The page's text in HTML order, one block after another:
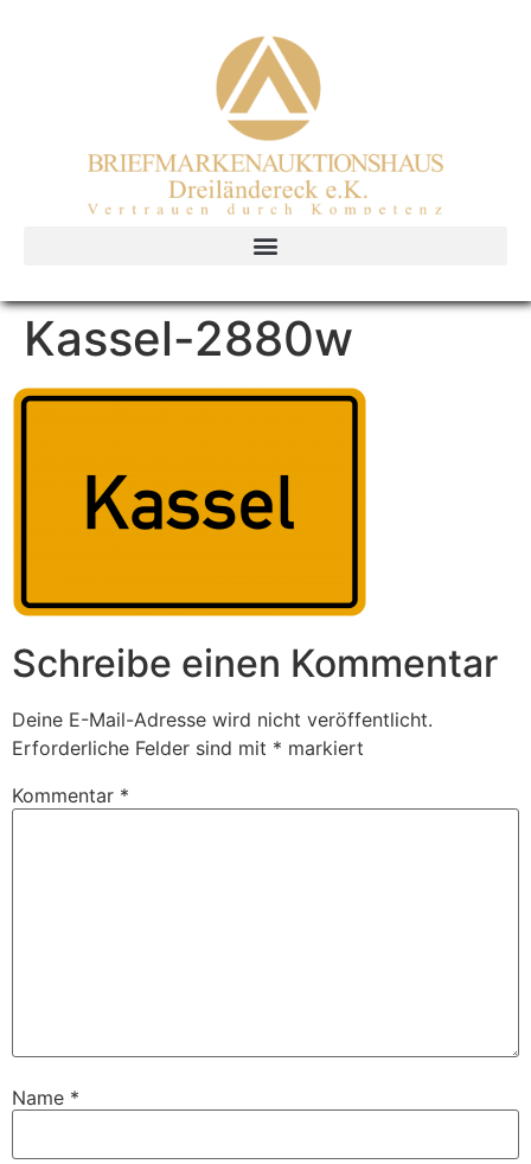
Kassel-2880w
Schreibe einen Kommentar
Deine E-Mail-Adresse wird nicht veröffentlicht.
Erforderliche Felder sind mit * markiert
Kommentar *
Name *